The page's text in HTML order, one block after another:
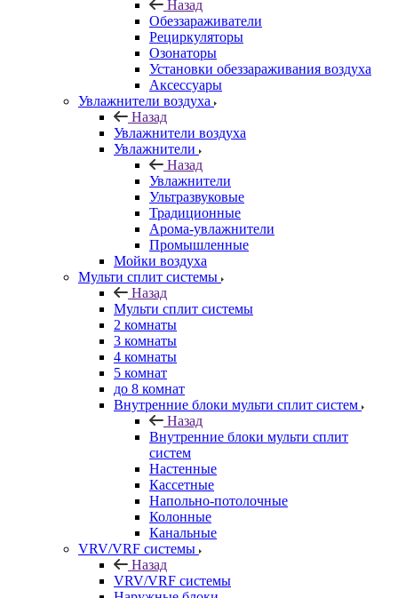
Назад
Обеззараживатели
Рециркуляторы
Озонаторы
Установки обеззараживания воздуха
Аксессуары
Увлажнители воздуха
Назад
Увлажнители воздуха
Увлажнители
Назад
Увлажнители
Ультразвуковые
Традиционные
Арома-увлажнители
Промышленные
Мойки воздуха
Мульти сплит системы
Назад
Мульти сплит системы
2 комнаты
3 комнаты
4 комнаты
5 комнат
до 8 комнат
Внутренние блоки мульти сплит систем
Назад
Внутренние блоки мульти сплит
систем
Настенные
Кассетные
Напольно-потолочные
Колонные
Канальные
VRV/VRF системы
Назад
VRV/VRF системы